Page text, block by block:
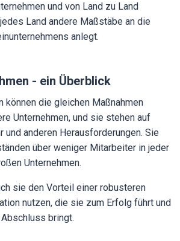
und von Land zu Land
Land andere Maßstäbe an die
anlegt.
- ein Überblick
können die gleichen Maßnahmen
Unternehmen, und sie stehen auf
und anderen Herausforderungen. Sie
über weniger Mitarbeiter in jeder
Unternehmen.
sie den Vorteil einer robusteren
nutzen, die sie zum Erfolg führt und
bringt.